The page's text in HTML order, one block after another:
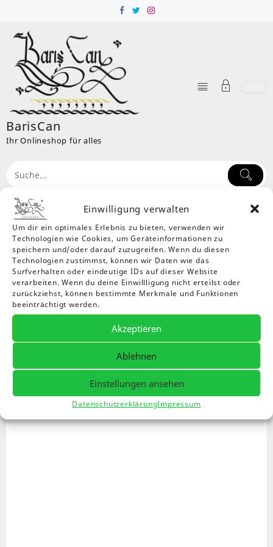
Einwilligung verwalten
Um dir ein optimales Erlebnis zu bieten, verwenden wir
Technologien wie Cookies, um Geräteinformationen zu
speichern und/oder darauf zuzugreifen. Wenn du diesen
Technologien zustimmst, können wir Daten wie das
Surfverhalten oder eindeutige IDs auf dieser Website
verarbeiten. Wenn du deine Einwillligung nicht erteilst oder
zurückziehst, können bestimmte Merkmale und Funktionen
beeinträchtigt werden.
Akzeptieren
Ablehnen
Einstellungen ansehen
DatenschutzerklärungImpressum
content
BarisCan
Ihr Onlineshop für alles
Schlagwort:Nike Schuh Damen
Home Produkte Nike Schuh Damen
Es wurden keine Produkte gefunden, die deiner
Auswahl entsprechen.